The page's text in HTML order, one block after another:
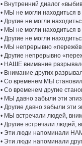
• Внутренний диалог
• МЫ не могли находиться
• Другие не могли
• МЫ не могли находиться
• Другие не могли
• МЫ непрерывно
• Другие непрерывно
• НАШЕ внимание
• Внимание других
• Со временем МЫ
• Со временем другие
• МЫ давно забыли эти
• Другие давно забыли эти
• МЫ встречали людей,
• Другие встречали людей,
• Эти люди напоминали
• Эти люди напоминали